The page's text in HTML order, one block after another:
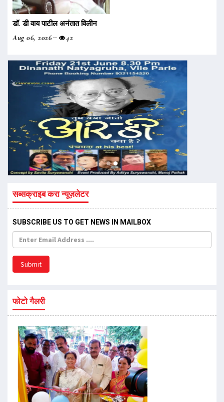
डॉ. डी वाय पाटील अनंतात विलीन
Aug 06, 2026
42
सब्सक्राइब करा न्यूज़लेटर
SUBSCRIBE US TO GET NEWS IN MAILBOX
Submit
फोटो गैलरी